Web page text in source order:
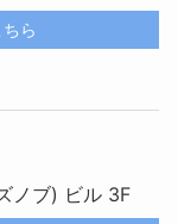
ら
ノブ) ビル 3F